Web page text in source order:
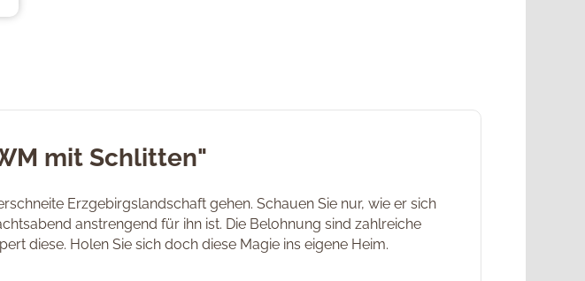
mit Schlitten"
Erzgebirgslandschaft gehen. Schauen Sie nur, wie er sich
anstrengend für ihn ist. Die Belohnung sind zahlreiche
diese. Holen Sie sich doch diese Magie ins eigene Heim.